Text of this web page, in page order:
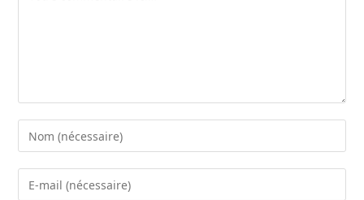
Enter
your
name
Enter